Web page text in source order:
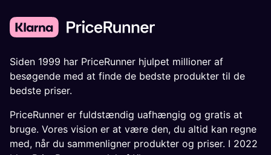
Siden 1999 har PriceRunner hjulpet millioner af
besøgende med at finde de bedste produkter til de
bedste priser.
PriceRunner er fuldstændig uafhængig og gratis at
bruge. Vores vision er at være den, du altid kan regne
med, når du sammenligner produkter og priser. I 2022